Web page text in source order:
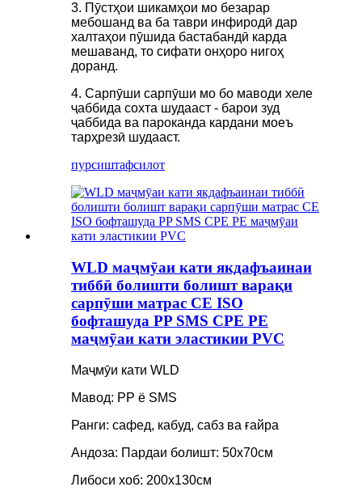
3. Пӯстҳои шикамҳои мо безарар
мебошанд ва ба таври инфиродӣ дар
халтаҳои пӯшида бастабандӣ карда
мешаванд, то сифати онҳоро нигоҳ
доранд.
4. Сарпӯши сарпӯши мо бо маводи хеле
ҷаббида сохта шудааст - барои зуд
ҷаббида ва пароканда кардани моеъ
тарҳрезӣ шудааст.
пурсиштафсилот
WLD маҷмӯаи кати якдафъаинаи
тиббӣ болишти болишт варақи
сарпӯши матрас CE ISO
бофташуда PP SMS CPE PE
маҷмӯаи кати эластикии PVC
Маҷмӯи кати WLD
Мавод: PP ё SMS
Ранги: сафед, кабуд, сабз ва ғайра
Андоза: Пардаи болишт: 50х70см
Либоси хоб: 200х130см